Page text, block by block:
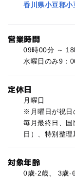
香川県小豆郡
営業時間
09時00分 ～
水曜日のみ9：
定休日
月曜日
※月曜日が祝日
毎月最終日、
日）、特別整理
対象年齢
0歳-2歳、 3歳-